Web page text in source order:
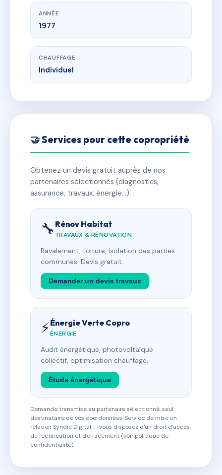
ANNÉE
1977
CHAUFFAGE
Individuel
🤝 Services pour cette copropriété
Obtenez un devis gratuit auprès de nos
partenaires sélectionnés (diagnostics,
assurance, travaux, énergie…).
🔧 Rénov Habitat
TRAVAUX & RÉNOVATION
Ravalement, toiture, isolation des parties
communes. Devis gratuit.
Demander un devis travaux
⚡Énergie Verte Copro
ÉNERGIE
Audit énergétique, photovoltaïque
collectif, optimisation chauffage.
Étude énergétique
Demande transmise au partenaire sélectionné, seul
destinataire de vos coordonnées. Service de mise en
relation Syndic Digital — vous disposez d'un droit d'accès,
de rectification et d'effacement (voir politique de
confidentialité).